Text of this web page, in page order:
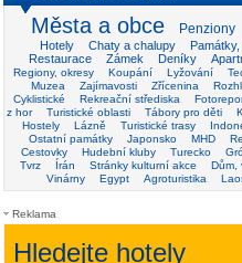
Města a obce Penziony
Hotely Chaty a chalupy
Restaurace
Zámek Deníky
Regiony, okresy Koupání Lyžování
Muzea
Zajímavosti Zřícenina
Cyklistické
Rekreační střediska
z hor
Turistické oblasti Tábory pro děti
Hostely
Lázně Turistické trasy
Ostatní památky
Japonsko MHD
Cestovky
Hudební kluby Turecko
Tvrz
Írán Stránky kulturní akce
Dům,
Vinárny
Egypt Agroturistika
Reklama